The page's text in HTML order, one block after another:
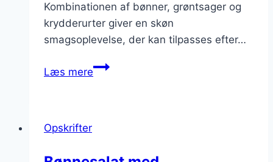
Kombinationen af bønner, grøntsager og
krydderurter giver en skøn
smagsoplevelse, der kan tilpasses efter…
Læs mereBønnesalat
Opskrifter